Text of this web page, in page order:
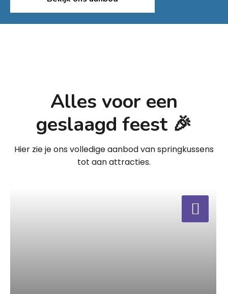
Alles voor een
geslaagd feest 🎉
Hier zie je ons volledige aanbod van springkussens
tot aan attracties.